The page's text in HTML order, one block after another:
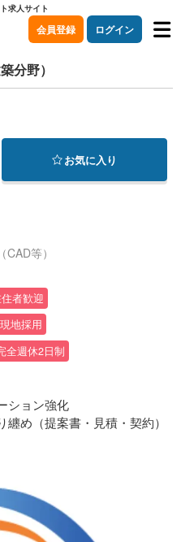
求人サイト
会員登録 ログイン
分野）
お気に入り
等）
者歓迎
地採用
全週休2日制
ション強化
纏め（提案書・見積・契約）